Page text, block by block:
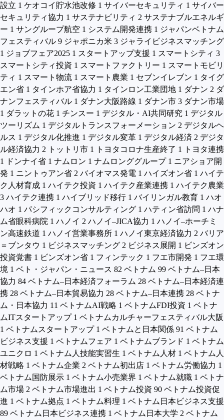
設立 1 ケオコイ貯水池改修 1 サイバーセキュリティ 1 サイバー
セキュリティ協力 1 サステナビリティ 2 サステナブルエネルギ
ー 1 サングループ航空 1 システム開発連携 1 ジャパンベトナム
フェスティバル 9 ジャポニカ米 3 ジャライビジネスマッチング
1 ジョブフェア2025 1 スタートアップ支援 1 スマートシティ 3
スマートシティ投資 1 スマートファクトリー 1 スマートモビリ
ティ 1 スマート物流 1 スマート農業 1 セブンイレブン 1 タイグ
エン省 1 タインホア省協力 1 タインロン工業団地 1 ダナン 2 ダ
ナンフェスティバル 1 ダナン大阪路線 1 ダナン市 3 ダナン市場
1 ダラットの花 1 チンスー 1 デジタル・AI共同研究 1 デジタル
ツーリズム 1 デジタルトランスフォーメーション 2 デジタルヘ
ルス 1 デジタル化推進 1 デジタル変革 1 デジタル経済 2 デジタ
ル経済協力 2 トットリ市 1 トヨタコロナ生産終了 1
トヨタ連携
1
ドンナイ省 1 ナムロン 1 ナムロンググループ 1 ニアショア開
発 1 ニントゥアン省 2 バイオマス発電 1 ハイズオン省 1 ハイテ
ク人材育成 1 ハイテク投資 1 ハイテク産業連携 1 ハイテク農業
3 ハイテク連携 1 ハイブリッド移行 1 バイリンガル教育 1 ハオ
ハオ 1 パシフィックコンサルティング 1 ハティン省訪問 1 ハナ
ム省眼科病院 1 ハノイ 2 ハノイ–JICA協力 1 ハノイ–ホーチミ
ン高速鉄道 1 ハノイ営業事務所 1 ハノイ東京経済協力 2 バリア
＝ブンタウ 1 ビジネスマッチング 2 ビジネス展開 1 ビンズオン
投資覚書 1 ビンズオン省 1 フィンテック 1 フエ市開発 1 フエ環
境 1 ベト・ジャパン・ニュース 82 ベトナム 99 ベトナム–日本
協力 84 ベトナム–日本経済フォーラム 28 ベトナム–日本経済連
携 28 ベトナム–日本貿易協力 28 ベトナム–日本連携 28 ベトナ
ム・日本協力 11 ベトナムAI戦略 1 ベトナムFDI投資 1 ベトナ
ムITスタートアップ 1 ベトナムカルチャーフェスティバル大阪
1 ベトナムスタートアップ 1 ベトナムと日本関係 91 ベトナム
ビジネス支援 1 ベトナムフェア 1 ベトナムブランド 1 ベトナム
ユニクロ 1 ベトナム人技能実習生 1 ベトナム人材 1 ベトナム人
材戦略 1 ベトナム企業 2 ベトナム初出店 1 ベトナム労働協力 1
ベトナム国防展示 1 ベトナム小売業界 1 ベトナム就職 1 ベトナ
ム市場 2 ベトナム市場進出 1 ベトナム投資 90 ベトナム投資促
進 1 ベトナム拠点 1 ベトナム料理 1 ベトナム日本ビジネス支援
89 ベトナム日本ビジネス連携 1 ベトナム日本大学 2 ベトナム